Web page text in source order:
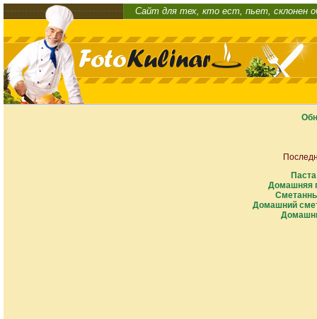
Сайт для тех, кто ест, пьет, склонен
Домашняя
Домашний